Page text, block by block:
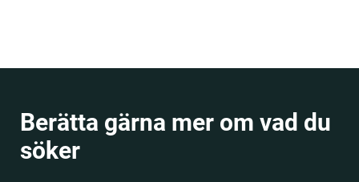
Berätta gärna mer om vad du
söker